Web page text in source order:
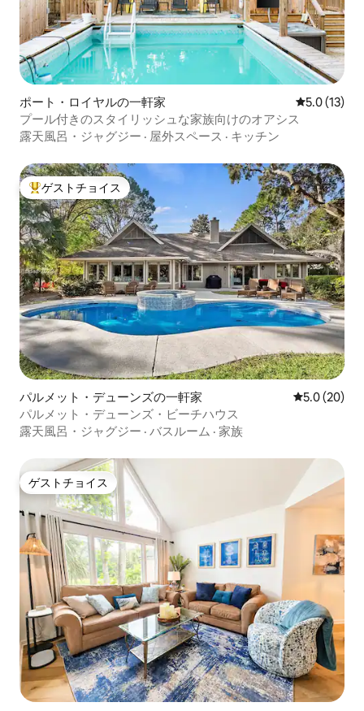
ポート・ロイヤルの一軒家 レビュー13
5.0 (13)
プール付きのスタイリッシュな家族向けのオアシス
露天風呂・ジャグジー · 屋外スペース · キッチン
大好評のゲストチョイスです。
ゲストチョイス
パルメット・デューンズの一軒家 レビュー20
5.0 (20)
パルメット・デューンズ・ビーチハウス
露天風呂・ジャグジー · バスルーム · 家族
ゲストチョイス
ゲストチョイス